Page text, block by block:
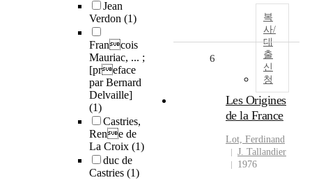
Jean
Verdon (1)
Francois
Mauriac, ... ;
[preface
par Bernard
Delvaille]
(1)
Castries,
Rene de
La Croix (1)
duc de
Castries (1)
복
사/
대
출
신
청
6
Les Origines
de la France
Lot, Ferdinand
J. Tallandier
1976